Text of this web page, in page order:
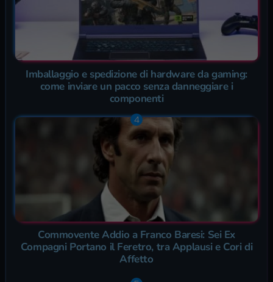
Imballaggio e spedizione di hardware da gaming:
come inviare un pacco senza danneggiare i
componenti
Commovente Addio a Franco Baresi: Sei Ex
Compagni Portano il Feretro, tra Applausi e Cori di
Affetto